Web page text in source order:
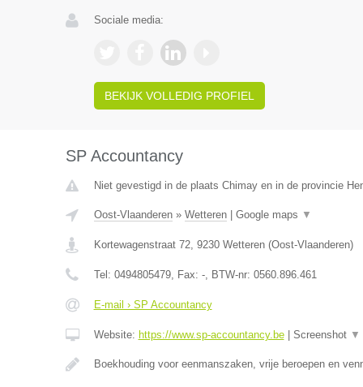
Sociale media:
BEKIJK VOLLEDIG PROFIEL
SP Accountancy
Niet gevestigd in de plaats Chimay en in de provincie
Oost-Vlaanderen» Wetteren| Google maps ▼
Kortewagenstraat 72, 9230 Wetteren(Oost-Vlaanderen)
Tel: 0494805479, Fax: -, BTW-nr: 0560.896.461
E-mail › SP Accountancy
Website: https://www.sp-accountancy.be| Screenshot ▼
Boekhouding voor eenmanszaken, vrije beroepen en